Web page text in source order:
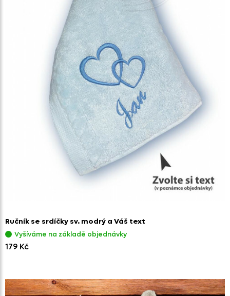
Ručník se srdíčky sv. modrý a Váš text
Vyšíváme na základě objednávky
179 Kč